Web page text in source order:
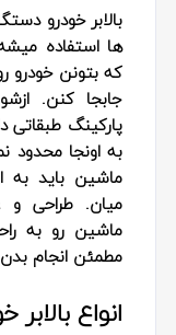
بالابر خودرو
ها استفاده
که بتونن
جابجا کنن.
پارکینگ طبقاتی
به اونجا محدود
ماشین باید به
میان. طراحی و
ماشین رو به
مطمئن انجام
انواع بالابر